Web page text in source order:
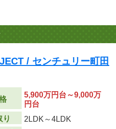
/ センチュリー町田
5,900万円台～9,000万
円台
り
2LDK～4LDK